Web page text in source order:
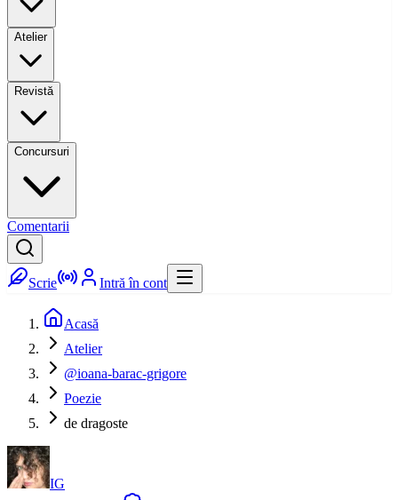
Atelier
Revistă
Concursuri
Comentarii
Scrie Intră în cont
Acasă
Atelier
@ioana-barac-grigore
Poezie
de dragoste
IG